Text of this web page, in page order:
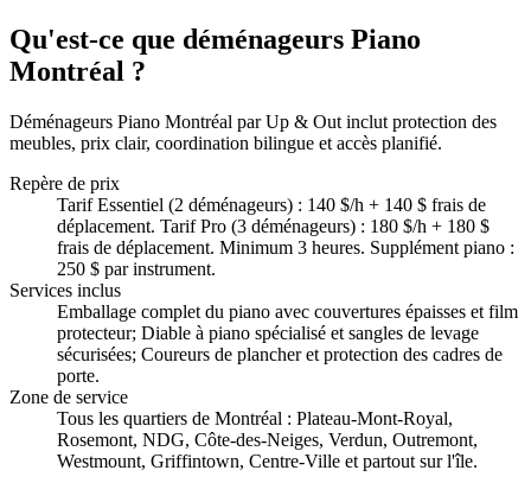
Qu'est-ce que déménageurs Piano
Montréal ?
Déménageurs Piano Montréal par Up & Out inclut protection des
meubles, prix clair, coordination bilingue et accès planifié.
Repère de prix
Tarif Essentiel (2 déménageurs) : 140 $/h + 140 $ frais de
déplacement. Tarif Pro (3 déménageurs) : 180 $/h + 180 $
frais de déplacement. Minimum 3 heures. Supplément piano :
250 $ par instrument.
Services inclus
Emballage complet du piano avec couvertures épaisses et film
protecteur; Diable à piano spécialisé et sangles de levage
sécurisées; Coureurs de plancher et protection des cadres de
porte.
Zone de service
Tous les quartiers de Montréal : Plateau-Mont-Royal,
Rosemont, NDG, Côte-des-Neiges, Verdun, Outremont,
Westmount, Griffintown, Centre-Ville et partout sur l'île.